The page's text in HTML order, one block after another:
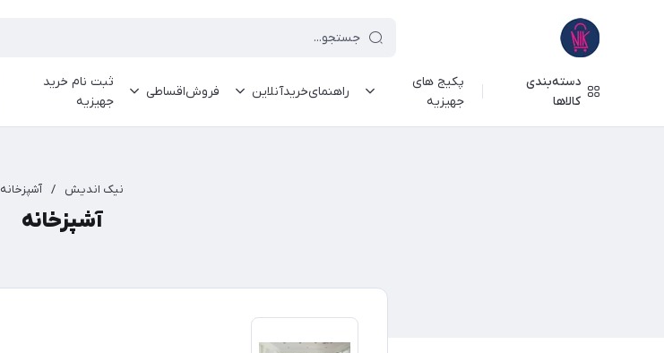
دسته‌بندی
کالاها
پکیج های
جهیزیه
راهنمای‌خرید‌آنلاین فروش‌اقساطی
ثبت نام خرید
جهیزیه
نیک اندیش / آشپزخانه
آشپزخانه